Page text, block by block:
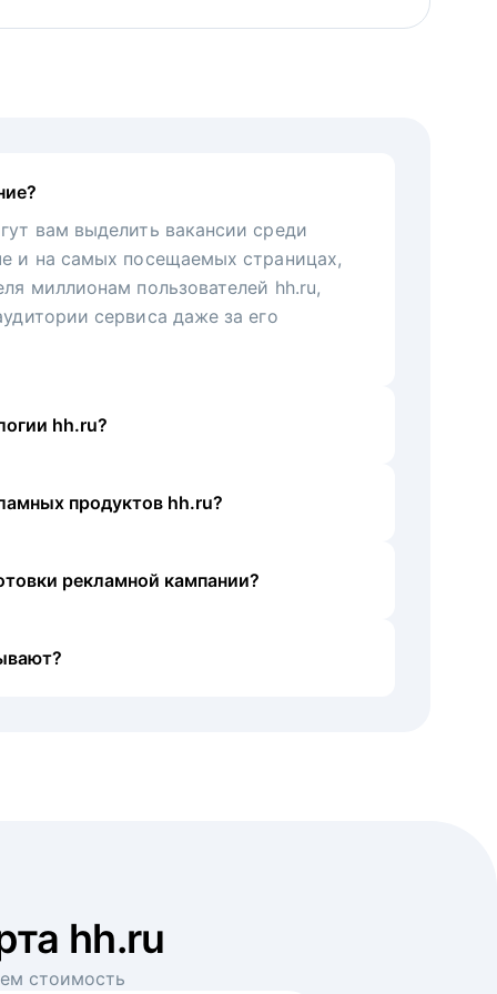
вам выделить вакансии среди
и на самых посещаемых страницах,
миллионам пользователей hh.ru,
сервиса даже за его
hh.ru?
продуктов hh.ru?
рекламной кампании?
hh.ru
стоимость